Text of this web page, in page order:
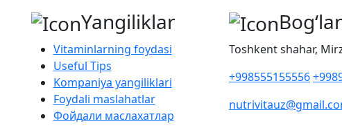
Yangiliklar
Vitaminlarning foydasi
Useful Tips
Kompaniya yangiliklari
Foydali maslahatlar
Фойдали маслахатлар
Toshkent shahar,
+998555155556